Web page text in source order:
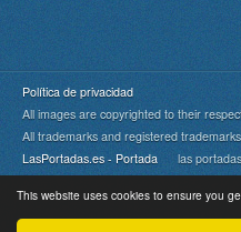
This website uses cookies to ensure you
Política de privacidad
All images are copyrighted to their
All trademarks and registered
LasPortadas.es - Portada las